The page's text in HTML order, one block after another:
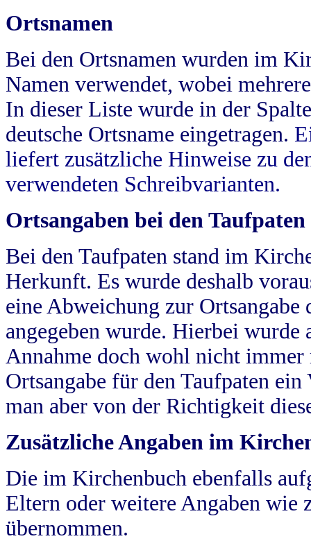
Ortsnamen
Bei den Ortsnamen wurden im
Namen verwendet, wobei
In dieser Liste wurde in der
deutsche Ortsname eingetragen.
liefert zusätzliche Hinweise zu
verwendeten Schreibvarianten.
Ortsangaben bei den Taufpaten
Bei den Taufpaten stand im
Herkunft. Es wurde deshalb
eine Abweichung zur
angegeben wurde. Hierbei wurde
Annahme doch wohl nicht
Ortsangabe für den Taufpaten
man aber von der Richtigkeit
Zusätzliche Angaben im
Die im Kirchenbuch ebenfalls
Eltern oder weitere Angaben wie
übernommen.